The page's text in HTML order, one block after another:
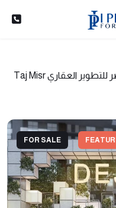
شركة تاج مصر للتطوير العقاري Taj Misr
FOR SALE